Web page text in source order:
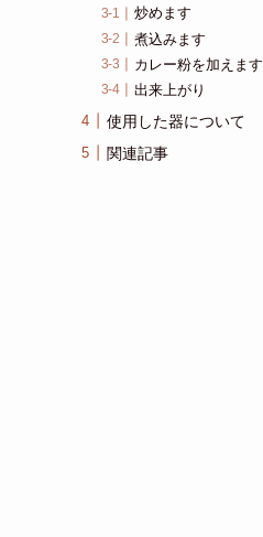
炒めます
煮込みます
カレー粉を加えます
出来上がり
使用した器について
関連記事